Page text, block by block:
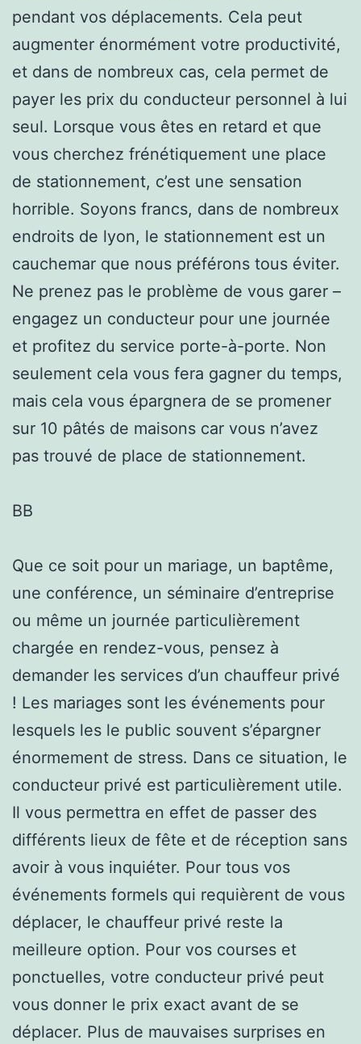
pendant vos déplacements. Cela peut
augmenter énormément votre productivité,
et dans de nombreux cas, cela permet de
payer les prix du conducteur personnel à lui
seul. Lorsque vous êtes en retard et que
vous cherchez frénétiquement une place
de stationnement, c’est une sensation
horrible. Soyons francs, dans de nombreux
endroits de lyon, le stationnement est un
cauchemar que nous préférons tous éviter.
Ne prenez pas le problème de vous garer –
engagez un conducteur pour une journée
et profitez du service porte-à-porte. Non
seulement cela vous fera gagner du temps,
mais cela vous épargnera de se promener
sur 10 pâtés de maisons car vous n’avez
pas trouvé de place de stationnement.
BB
Que ce soit pour un mariage, un baptême,
une conférence, un séminaire d’entreprise
ou même un journée particulièrement
chargée en rendez-vous, pensez à
demander les services d’un chauffeur privé
! Les mariages sont les événements pour
lesquels les le public souvent s’épargner
énormement de stress. Dans ce situation, le
conducteur privé est particulièrement utile.
Il vous permettra en effet de passer des
différents lieux de fête et de réception sans
avoir à vous inquiéter. Pour tous vos
événements formels qui requièrent de vous
déplacer, le chauffeur privé reste la
meilleure option. Pour vos courses et
ponctuelles, votre conducteur privé peut
vous donner le prix exact avant de se
déplacer. Plus de mauvaises surprises en